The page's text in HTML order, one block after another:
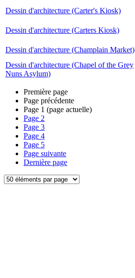
Dessin d'architecture (Carter's Kiosk)
Dessin d'architecture (Carters Kiosk)
Dessin d'architecture (Champlain Market)
Dessin d'architecture (Chapel of the Grey
Nuns Asylum)
Première page
Page précédente
Page 1 (page actuelle)
Page 2
Page 3
Page 4
Page 5
Page suivante
Dernière page